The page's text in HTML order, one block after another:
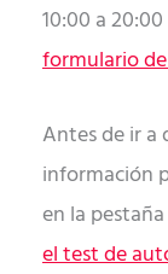
10:00 a
formulario
Antes de ir a
información
en la
el test de